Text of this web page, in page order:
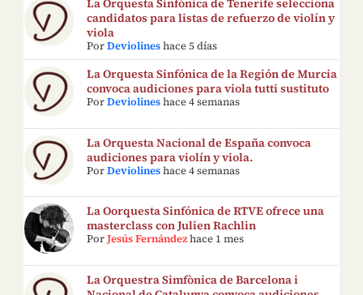
La Orquesta Sinfónica de Tenerife selecciona
candidatos para listas de refuerzo de violín y
viola
PorDeviolines hace 5 días
La Orquesta Sinfónica de la Región de Murcia
convoca audiciones para viola tutti sustituto
PorDeviolines hace 4 semanas
La Orquesta Nacional de España convoca
audiciones para violín y viola.
PorDeviolines hace 4 semanas
La Oorquesta Sinfónica de RTVE ofrece una
masterclass con Julien Rachlin
PorJesús Fernández hace 1 mes
La Orquestra Simfònica de Barcelona i